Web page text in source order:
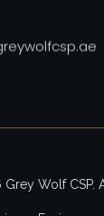
Wolf CSP.